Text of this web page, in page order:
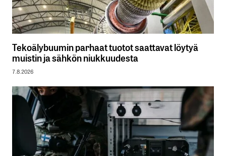
Tekoälybuumin parhaat tuotot saattavat löytyä
muistin ja sähkön niukkuudesta
7.8.2026